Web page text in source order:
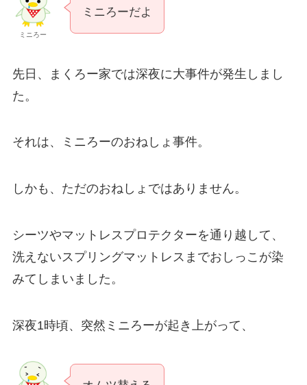
ミニろー
ミニろーだよ
先日、まくろー家では深夜に大事件が発生しまし
た。
それは、ミニろーのおねしょ事件。
しかも、ただのおねしょではありません。
シーツやマットレスプロテクターを通り越して、
洗えないスプリングマットレスまでおしっこが染
みてしまいました。
深夜1時頃、突然ミニろーが起き上がって、